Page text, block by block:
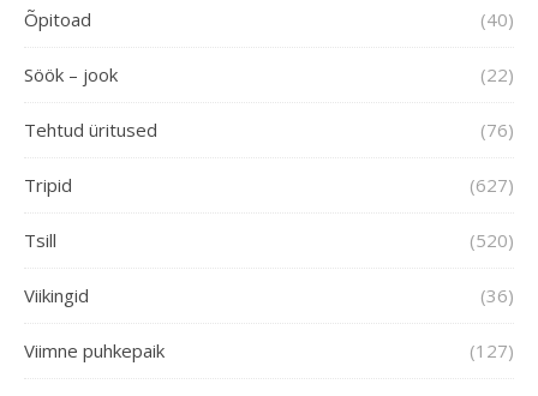
Õpitoad (40)
Söök – jook (22)
Tehtud üritused (76)
Tripid (627)
Tsill (520)
Viikingid (36)
Viimne puhkepaik (127)